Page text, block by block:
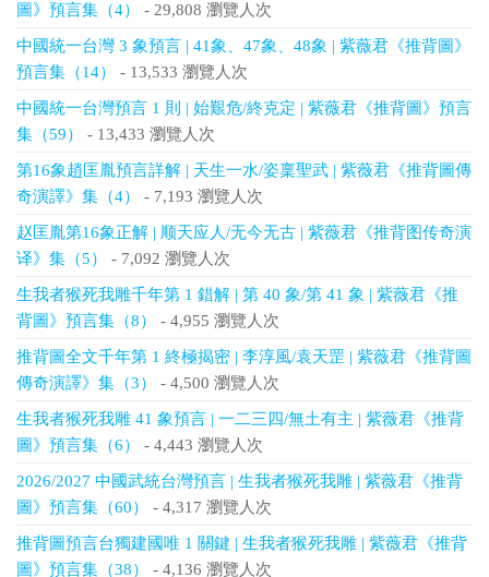
圖》預言集（4）
- 29,808 瀏覽人次
中國統一台灣 3 象預言 | 41象、47象、48象 | 紫薇君《推背圖》
預言集（14）
- 13,533 瀏覽人次
中國統一台灣預言 1 則 | 始艱危/終克定 | 紫薇君《推背圖》預言
集（59）
- 13,433 瀏覽人次
第16象趙匡胤預言詳解 | 天生一水/姿稟聖武 | 紫薇君《推背圖傳
奇演譯》集（4）
- 7,193 瀏覽人次
赵匡胤第16象正解 | 顺天应人/无今无古 | 紫薇君《推背图传奇演
译》集（5）
- 7,092 瀏覽人次
生我者猴死我雕千年第 1 錯解 | 第 40 象/第 41 象 | 紫薇君《推
背圖》預言集（8）
- 4,955 瀏覽人次
推背圖全文千年第 1 終極揭密 | 李淳風/袁天罡 | 紫薇君《推背圖
傳奇演譯》集（3）
- 4,500 瀏覽人次
生我者猴死我雕 41 象預言 | 一二三四/無土有主 | 紫薇君《推背
圖》預言集（6）
- 4,443 瀏覽人次
2026/2027 中國武統台灣預言 | 生我者猴死我雕 | 紫薇君《推背
圖》預言集（60）
- 4,317 瀏覽人次
推背圖預言台獨建國唯 1 關鍵 | 生我者猴死我雕 | 紫薇君《推背
圖》預言集（38）
- 4,136 瀏覽人次